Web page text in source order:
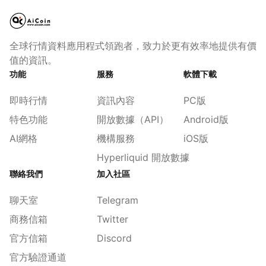
全球行情資料應用程式領跑者，致力於更有效率地提供有價
值的資訊。
功能
即時行情
特色功能
AI網格
服務
資訊內容
開放數據（API）
機構服務
Hyperliquid 開放數據
軟體下載
PC版
Android版
iOS版
聯絡我們
聊天室
商務信箱
官方信箱
官方驗證通道
加入社區
Telegram
Twitter
Discord